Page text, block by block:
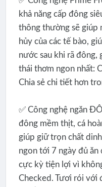
khả năng cấp đông
thông thường sẽ giúp
hủy của các tế bào,
nước sau khi rã đông,
thái thơm ngon nhất:
Chia sẻ chi tiết hơn
✅ Công nghệ ngăn
đông mềm thịt, cá
giúp giữ trọn chất
ngon tới 7 ngày đủ ăn
cực kỳ tiện lợi vì
Checked. Tươi rói với